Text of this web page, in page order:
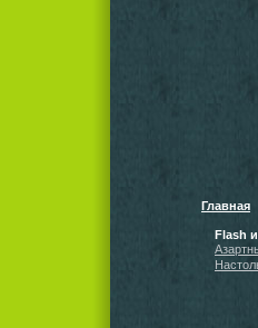
Главная
Flash